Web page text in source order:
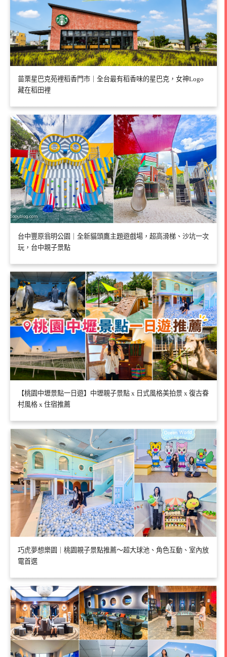
苗栗星巴克苑裡稻香門市｜全台最有稻香味的星巴克，女神Logo
藏在稻田裡
台中豐原翁明公園｜全新貓頭鷹主題遊戲場，超高滑梯、沙坑一次
玩，台中親子景點
【桃園中壢景點一日遊】中壢親子景點 x 日式風格美拍景 x 復古眷
村風格 x 住宿推薦
巧虎夢想樂園｜桃園親子景點推薦～超大球池、角色互動、室內放
電首選